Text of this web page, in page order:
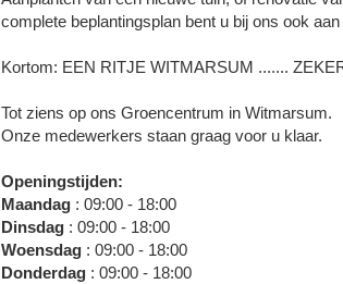
complete beplantingsplan bent u bij ons ook
Kortom: EEN RITJE WITMARSUM .......
Tot ziens op ons Groencentrum in Witmarsum.
Onze medewerkers staan graag voor u klaar.
Openingstijden:
Maandag : 09:00 - 18:00
Dinsdag : 09:00 - 18:00
Woensdag : 09:00 - 18:00
Donderdag : 09:00 - 18:00